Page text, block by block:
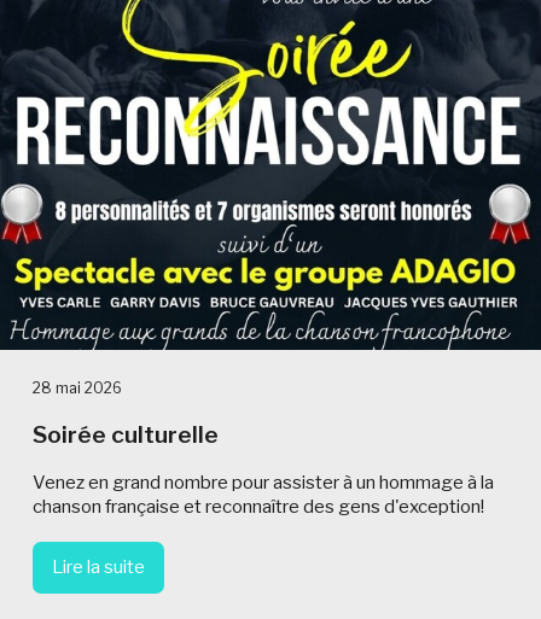
28 mai 2026
Soirée culturelle
Venez en grand nombre pour assister à un hommage à la
chanson française et reconnaître des gens d'exception!
Lire la suite